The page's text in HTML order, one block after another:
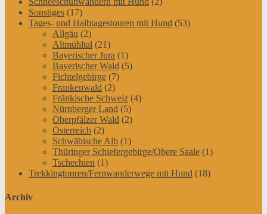
Sonstiges (17)
Tages- und Halbtagestouren mit Hund (53)
Allgäu (2)
Altmühltal (21)
Bayerischer Jura (1)
Bayerischer Wald (5)
Fichtelgebirge (7)
Frankenwald (2)
Fränkische Schweiz (4)
Nürnberger Land (5)
Oberpfälzer Wald (2)
Österreich (2)
Schwäbische Alb (1)
Thüringer Schiefergebirge/Obere Saale (1)
Tschechien (1)
Trekkingtouren/Fernwanderwege mit Hund (18)
Archiv